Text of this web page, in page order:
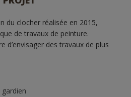
du clocher réalisée en 2015,
de travaux de peinture.
d’envisager des travaux de plus